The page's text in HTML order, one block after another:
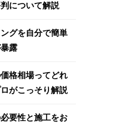
について解説
グを自分で簡単
露
格相場ってどれ
がこっそり解説
要性と施工をお